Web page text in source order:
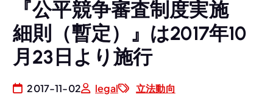
『公平競争審査制度実施
細則（暫定）』は2017年10
月23日より施行
2017-11-02 legal
立法動向